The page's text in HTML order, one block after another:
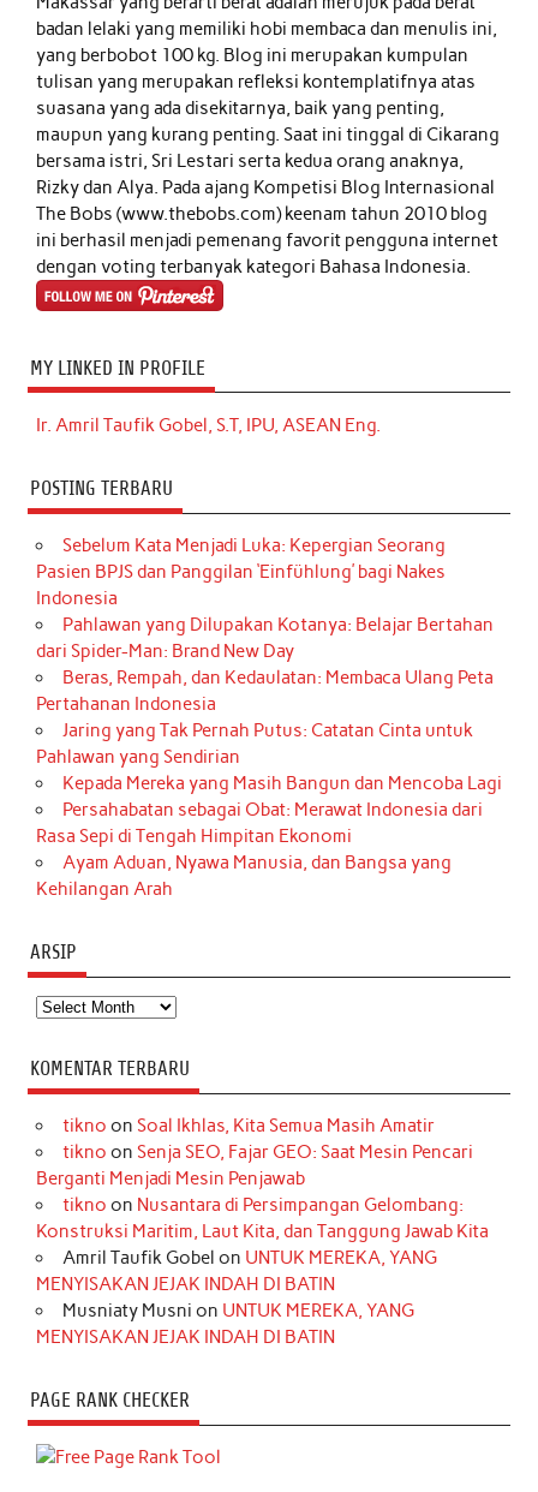
badan lelaki yang memiliki hobi membaca dan menulis ini,
yang berbobot 100 kg. Blog ini merupakan kumpulan
tulisan yang merupakan refleksi kontemplatifnya atas
suasana yang ada disekitarnya, baik yang penting,
maupun yang kurang penting. Saat ini tinggal di Cikarang
bersama istri, Sri Lestari serta kedua orang anaknya,
Rizky dan Alya. Pada ajang Kompetisi Blog Internasional
The Bobs (www.thebobs.com) keenam tahun 2010 blog
ini berhasil menjadi pemenang favorit pengguna internet
dengan voting terbanyak kategori Bahasa Indonesia.
MY LINKED IN PROFILE
Ir. Amril Taufik Gobel, S.T, IPU, ASEAN Eng.
POSTING TERBARU
Sebelum Kata Menjadi Luka: Kepergian Seorang
Pasien BPJS dan Panggilan ‘Einfühlung’ bagi Nakes
Indonesia
Pahlawan yang Dilupakan Kotanya: Belajar Bertahan
dari Spider-Man: Brand New Day
Beras, Rempah, dan Kedaulatan: Membaca Ulang Peta
Pertahanan Indonesia
Jaring yang Tak Pernah Putus: Catatan Cinta untuk
Pahlawan yang Sendirian
Kepada Mereka yang Masih Bangun dan Mencoba Lagi
Persahabatan sebagai Obat: Merawat Indonesia dari
Rasa Sepi di Tengah Himpitan Ekonomi
Ayam Aduan, Nyawa Manusia, dan Bangsa yang
Kehilangan Arah
ARSIP
Arsip
KOMENTAR TERBARU
tikno on Soal Ikhlas, Kita Semua Masih Amatir
tikno on Senja SEO, Fajar GEO: Saat Mesin Pencari
Berganti Menjadi Mesin Penjawab
tikno on Nusantara di Persimpangan Gelombang:
Konstruksi Maritim, Laut Kita, dan Tanggung Jawab Kita
Amril Taufik Gobel on UNTUK MEREKA, YANG
MENYISAKAN JEJAK INDAH DI BATIN
Musniaty Musni on UNTUK MEREKA, YANG
MENYISAKAN JEJAK INDAH DI BATIN
PAGE RANK CHECKER